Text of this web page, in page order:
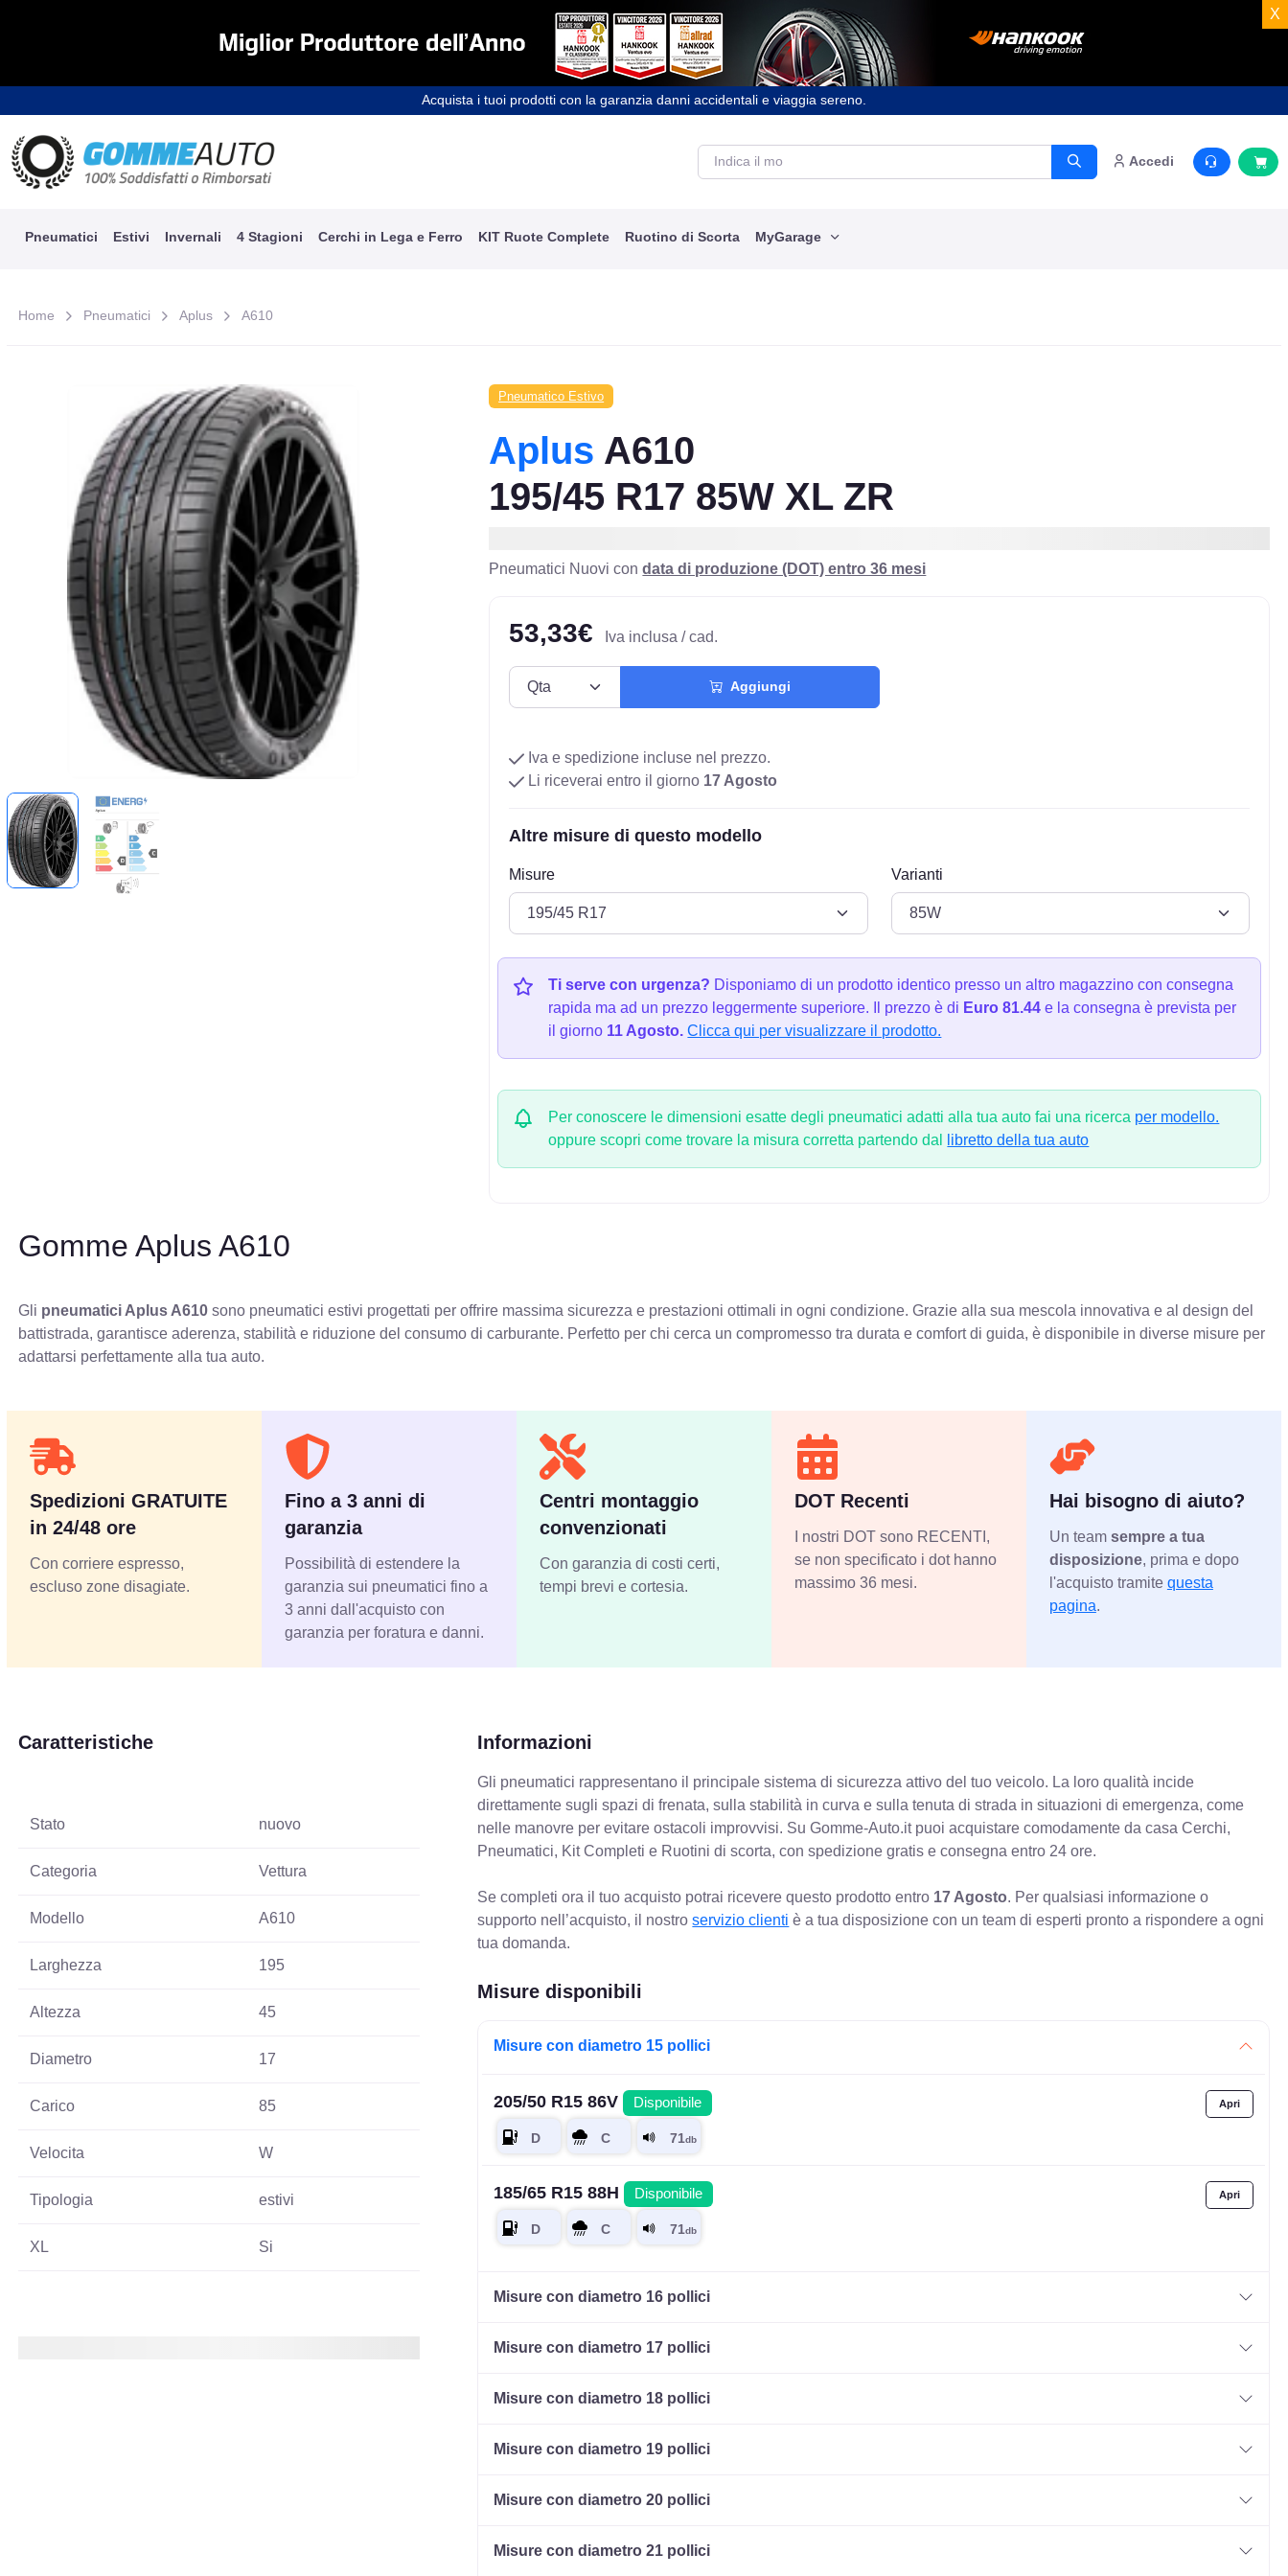
X
Acquista i tuoi prodotti con la garanzia danni accidentali e viaggia sereno.
Accedi
Pneumatici Estivi Invernali 4 Stagioni Cerchi in Lega e Ferro KIT Ruote Complete Ruotino di Scorta MyGarage
Home Pneumatici Aplus A610
Pneumatico Estivo
Aplus A610
195/45 R17 85W XL ZR
Pneumatici Nuovi condata di produzione (DOT) entro 36 mesi
53,33€ Iva inclusa / cad.
Aggiungi
Iva e spedizione incluse nel prezzo.
Li riceverai entro il giorno 17 Agosto
Altre misure di questo modello
Misure Varianti
Ti serve con urgenza? Disponiamo di un prodotto identico presso un altro magazzino con consegna
rapida ma ad un prezzo leggermente superiore. Il prezzo è di Euro 81.44 e la consegna è prevista per
il giorno 11 Agosto. Clicca qui per visualizzare il prodotto.
Per conoscere le dimensioni esatte degli pneumatici adatti alla tua auto fai una ricerca per modello.
oppure scopri come trovare la misura corretta partendo dal
libretto della tua auto
Gomme Aplus A610
Gli pneumatici Aplus A610 sono pneumatici estivi progettati per offrire massima sicurezza e prestazioni ottimali in ogni condizione. Grazie alla sua mescola innovativa e al design del
battistrada, garantisce aderenza, stabilità e riduzione del consumo di carburante. Perfetto per chi cerca un compromesso tra durata e comfort di guida, è disponibile in diverse misure per
adattarsi perfettamente alla tua auto.
Spedizioni GRATUITE
in 24/48 ore
Con corriere espresso,
escluso zone disagiate.
Fino a 3 anni di
garanzia
Possibilità di estendere la
garanzia sui pneumatici fino a
3 anni dall'acquisto con
garanzia per foratura e danni.
Centri montaggio
convenzionati
Con garanzia di costi certi,
tempi brevi e cortesia.
DOT Recenti
I nostri DOT sono RECENTI,
se non specificato i dot hanno
massimo 36 mesi.
Hai bisogno di aiuto?
Un team sempre a tua
disposizione, prima e dopo
l'acquisto tramite questa
pagina.
Caratteristiche
Stato nuovo
Categoria Vettura
Modello A610
Larghezza 195
Altezza 45
Diametro 17
Carico 85
Velocita W
Tipologia estivi
XL Si
Informazioni
Gli pneumatici rappresentano il principale sistema di sicurezza attivo del tuo veicolo. La loro qualità incide
direttamente sugli spazi di frenata, sulla stabilità in curva e sulla tenuta di strada in situazioni di emergenza, come
nelle manovre per evitare ostacoli improvvisi. Su Gomme-Auto.it puoi acquistare comodamente da casa Cerchi,
Pneumatici, Kit Completi e Ruotini di scorta, con spedizione gratis e consegna entro 24 ore.
Se completi ora il tuo acquisto potrai ricevere questo prodotto entro 17 Agosto. Per qualsiasi informazione o
supporto nell’acquisto, il nostroservizio clienti è a tua disposizione con un team di esperti pronto a rispondere a ogni
tua domanda.
Misure disponibili
Misure con diametro 15 pollici
205/50 R15 86V Disponibile
185/65 R15 88H Disponibile
Misure con diametro 16 pollici
Misure con diametro 17 pollici
Misure con diametro 18 pollici
Misure con diametro 19 pollici
Misure con diametro 20 pollici
Misure con diametro 21 pollici